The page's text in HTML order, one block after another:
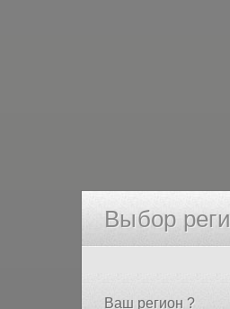
Выбор
Ваш регион ?